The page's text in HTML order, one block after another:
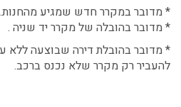
* מדובר במקרר חדש שמגיע מהחנות.
* מדובר בהובלה של מקרר יד שניה .
* מדובר בהובלת דירה שבוצעה ללא
להעביר רק מקרר שלא נכנס ברכב.